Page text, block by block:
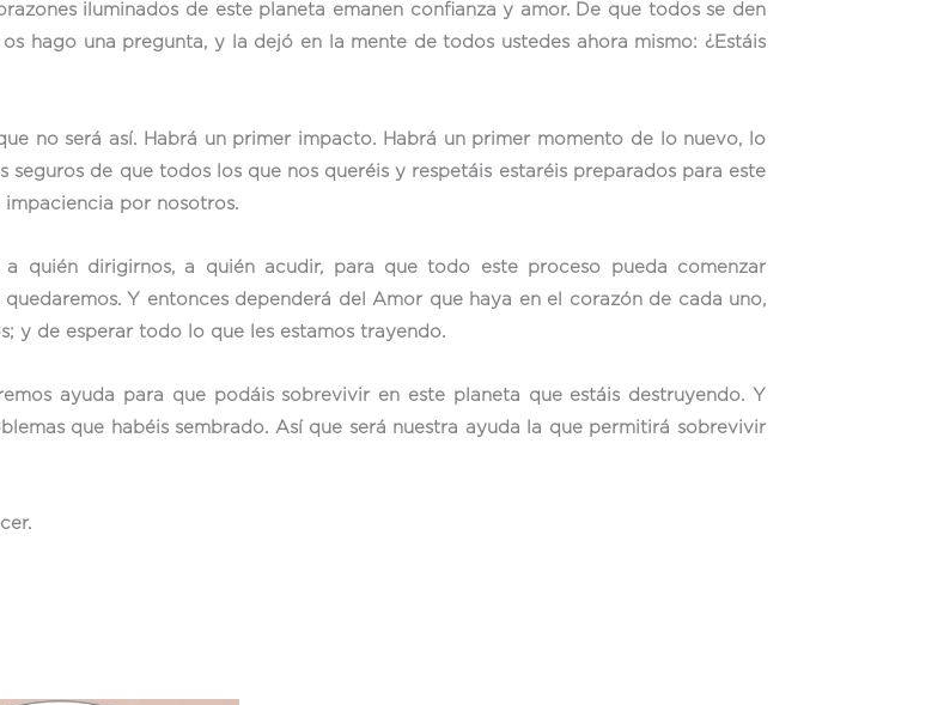
iluminados de este planeta emanen confianza y amor. De que todos se den
hago una pregunta, y la dejó en la mente de todos ustedes ahora mismo: ¿Estáis
no será así. Habrá un primer impacto. Habrá un primer momento de lo nuevo, lo
de que todos los que nos queréis y respetáis estaréis preparados para este
por nosotros.
quién dirigirnos, a quién acudir, para que todo este proceso pueda comenzar
Y entonces dependerá del Amor que haya en el corazón de cada uno,
y de esperar todo lo que les estamos trayendo.
ayuda para que podáis sobrevivir en este planeta que estáis destruyendo. Y
que habéis sembrado. Así que será nuestra ayuda la que permitirá sobrevivir